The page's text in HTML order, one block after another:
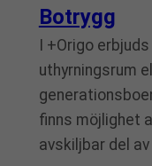
Botrygg
I +Origo
uthyrningsrum
finns möjlighet
avskiljbar del